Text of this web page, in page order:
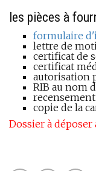
les pièces à
formulaire
lettre de
certificat de
certificat
autorisation
RIB au nom
copie de la
Dossier à